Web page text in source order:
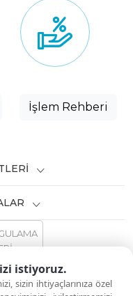
istiyoruz.
sizin ihtiyaçlarınıza özel
İşlem Rehberi